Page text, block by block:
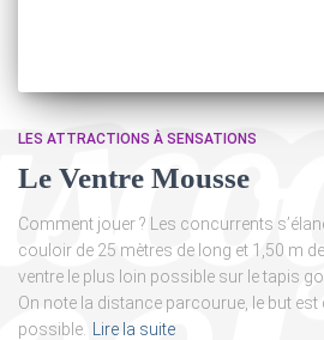
LES ATTRACTIONS À SENSATIONS
Le Ventre Mousse
Comment jouer ? Les concurrents
couloir de 25 mètres de long et 1,50 m
ventre le plus loin possible sur le tapis
On note la distance parcourue, le but est
possible.
Lire la suite